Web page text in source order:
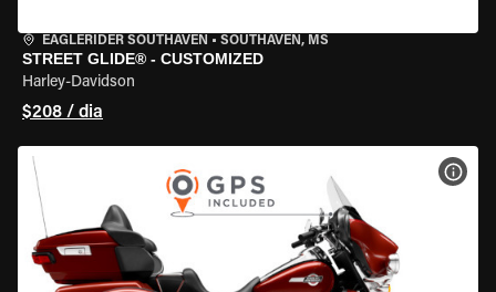
EAGLERIDER SOUTHAVEN • SOUTHAVEN, MS
STREET GLIDE® - CUSTOMIZED
Harley-Davidson
$208 / dia
VER